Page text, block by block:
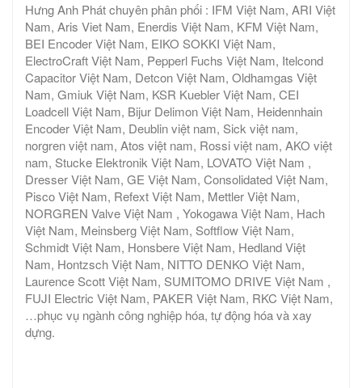
Hưng Anh Phát chuyên phân phối : IFM Việt Nam, ARI Việt
Nam, Aris Viet Nam, Enerdis Việt Nam, KFM Việt Nam,
BEI Encoder Việt Nam, EIKO SOKKI Việt Nam,
ElectroCraft Việt Nam, Pepperl Fuchs Việt Nam, Itelcond
Capacitor Việt Nam, Detcon Việt Nam, Oldhamgas Việt
Nam, Gmiuk Việt Nam, KSR Kuebler Việt Nam, CEI
Loadcell Việt Nam, Bijur Delimon Việt Nam, Heidennhain
Encoder Việt Nam, Deublin việt nam, Sick việt nam,
norgren việt nam, Atos việt nam, Rossi việt nam, AKO việt
nam, Stucke Elektronik Việt Nam, LOVATO Việt Nam ,
Dresser Việt Nam, GE Việt Nam, Consolidated Việt Nam,
Pisco Việt Nam, Refext Việt Nam, Mettler Việt Nam,
NORGREN Valve Việt Nam , Yokogawa Việt Nam, Hach
Việt Nam, Meinsberg Việt Nam, Softflow Việt Nam,
Schmidt Việt Nam, Honsbere Việt Nam, Hedland Việt
Nam, Hontzsch Việt Nam, NITTO DENKO Việt Nam,
Laurence Scott Việt Nam, SUMITOMO DRIVE Việt Nam ,
FUJI Electric Việt Nam, PAKER Việt Nam, RKC Việt Nam,
…phục vụ ngành công nghiệp hóa, tự động hóa và xay
dựng.